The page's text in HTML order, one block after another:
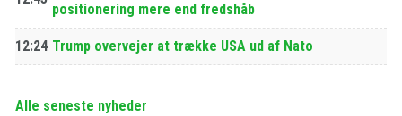
positionering mere end fredshåb
12:24 Trump overvejer at trække USA ud af Nato
Alle seneste nyheder